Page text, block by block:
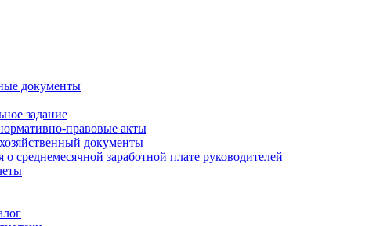
документы
задание
правовые акты
документы
среднемесячной заработной плате руководителей